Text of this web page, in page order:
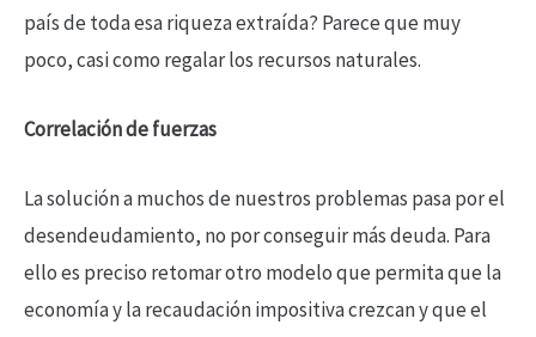
país de toda esa riqueza extraída? Parece que muy
poco, casi como regalar los recursos naturales.
Correlación de fuerzas
La solución a muchos de nuestros problemas pasa por el
desendeudamiento, no por conseguir más deuda. Para
ello es preciso retomar otro modelo que permita que la
economía y la recaudación impositiva crezcan y que el